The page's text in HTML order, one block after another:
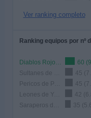
Ver ranking completo
Ranking equipos por nº
Diablos Rojos del México
60
45
45
42
35